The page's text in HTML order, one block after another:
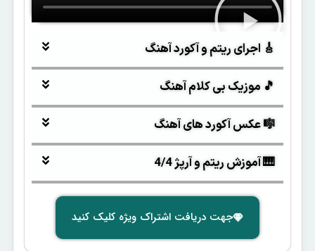
🎸 اجرای ریتم و آکورد آهنگ
🎵 موزیک بی کلام آهنگ
🎼 عکس آکورد های آهنگ
🎹 آموزش ریتم و آرپژ 4/4
جهت دریافت اشتراک ویژه کلیک کنید